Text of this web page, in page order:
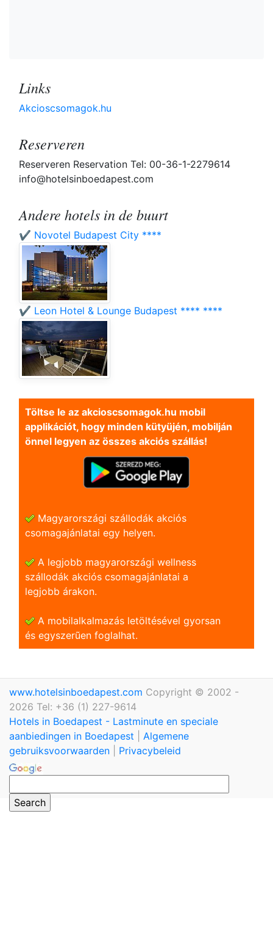
Links
Akcioscsomagok.hu
Reserveren
Reserveren Reservation Tel: 00-36-1-2279614
info@hotelsinboedapest.com
Andere hotels in de buurt
✔️ Novotel Budapest City ****
✔️ Leon Hotel & Lounge Budapest **** ****
Töltse le az akcioscsomagok.hu mobil
applikációt, hogy minden kütyüjén, mobilján
önnel legyen az összes akciós szállás!
Magyarországi szállodák akciós
csomagajánlatai egy helyen.
A legjobb magyarországi wellness
szállodák akciós csomagajánlatai a
legjobb árakon.
A mobilalkalmazás letöltésével gyorsan
és egyszerũen foglalhat.
www.hotelsinboedapest.com Copyright © 2002 -
2026 Tel: +36 (1) 227-9614
Hotels in Boedapest - Lastminute en speciale
aanbiedingen in Boedapest
Algemene
gebruiksvoorwaarden
Privacybeleid